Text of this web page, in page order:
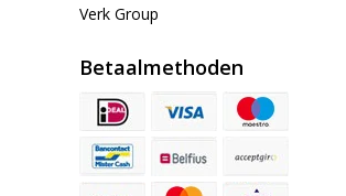
Verk Group
Betaalmethoden